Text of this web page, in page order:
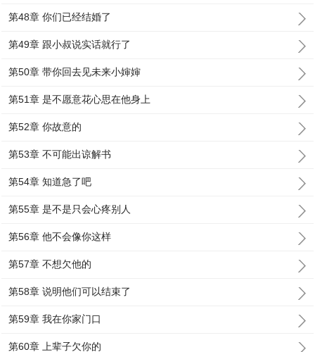
第48章 你们已经结婚了
第49章 跟小叔说实话就行了
第50章 带你回去见未来小婶婶
第51章 是不愿意花心思在他身上
第52章 你故意的
第53章 不可能出谅解书
第54章 知道急了吧
第55章 是不是只会心疼别人
第56章 他不会像你这样
第57章 不想欠他的
第58章 说明他们可以结束了
第59章 我在你家门口
第60章 上辈子欠你的